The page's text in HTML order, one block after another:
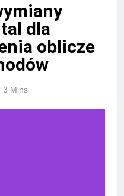
dla
oblicze
3 Mins